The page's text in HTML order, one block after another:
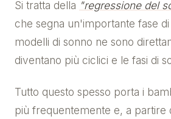
Si tratta della "regressione del
che segna un'importante fase
modelli di sonno ne sono
diventano più ciclici e le fasi di
Tutto questo spesso porta i
più frequentemente e, a partire